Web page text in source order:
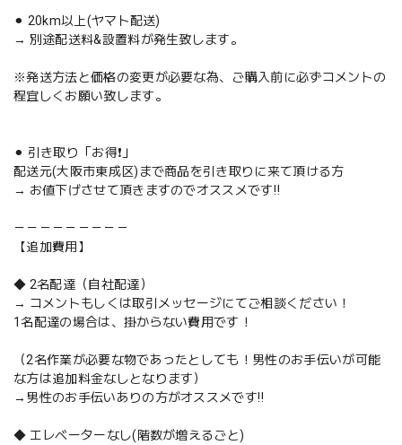
⚫︎ 20km以上(ヤマト配送)
→ 別途配送料&設置料が発生致します。
※発送方法と価格の変更が必要な為、ご購入前に必ずコメントの
程宜しくお願い致します。
⚫︎ 引き取り「お得❗️」
配送元(大阪市東成区)まで商品を引き取りに来て頂ける方
→ お値下げさせて頂きますのでオススメです‼️
－－－－－－－－－
【追加費用】
◆ 2名配達（自社配達）
→ コメントもしくは取引メッセージにてご相談ください！
1名配達の場合は、掛からない費用です！
（2名作業が必要な物であったとしても！男性のお手伝いが可能
な方は追加料金なしとなります）
→男性のお手伝いありの方がオススメです‼️
◆ エレベーターなし(階数が増えるごと)